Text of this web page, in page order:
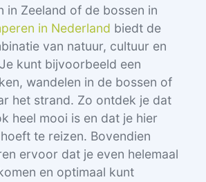
in Zeeland of de bossen in
in Nederland biedt de
van natuur, cultuur en
kunt bijvoorbeeld een
wandelen in de bossen of
het strand. Zo ontdek je dat
heel mooi is en dat je hier
te reizen. Bovendien
ervoor dat je even helemaal
en optimaal kunt